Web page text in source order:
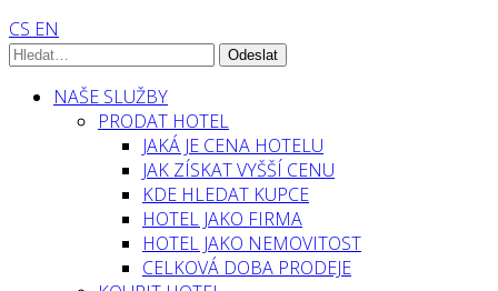
CS EN
NAŠE SLUŽBY
PRODAT HOTEL
JAKÁ JE CENA HOTELU
JAK ZÍSKAT VYŠŠÍ CENU
KDE HLEDAT KUPCE
HOTEL JAKO FIRMA
HOTEL JAKO NEMOVITOST
CELKOVÁ DOBA PRODEJE